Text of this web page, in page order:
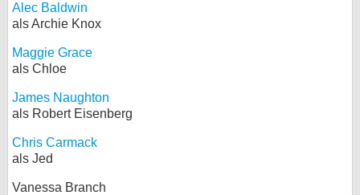
Alec Baldwin
als Archie Knox
Maggie Grace
als Chloe
James Naughton
als Robert Eisenberg
Chris Carmack
als Jed
Vanessa Branch